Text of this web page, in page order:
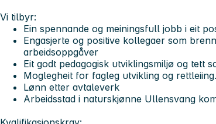
Vi tilbyr:
Ein spennande og meiningsfull jobb i eit
Engasjerte og positive kollegaer som
arbeidsoppgåver
Eit godt pedagogisk utviklingsmiljø og tett
Moglegheit for fagleg utvikling og rettleiing.
Lønn etter avtaleverk
Arbeidsstad i naturskjønne Ullensvang